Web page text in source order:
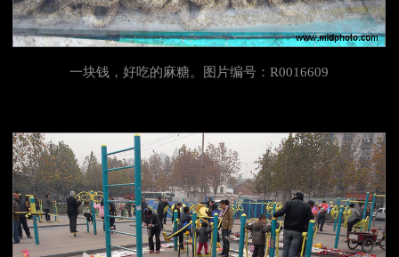
一块钱，好吃的麻糖。图片编号：R0016609